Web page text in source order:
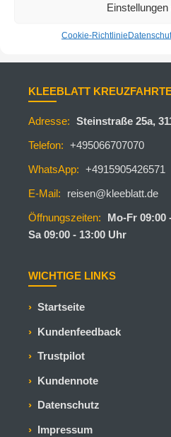
Cookie-Richtlinie
KLEEBLATT
Adresse: Steinstraße 25a,
Telefon: +495066707070
WhatsApp: +4915905426571
E-Mail:
reisen@kleeblatt.de
Öffnungszeiten:
Mo-Fr 09:00
Sa 09:00 - 13:00 Uhr
WICHTIGE LINKS
Startseite
Kundenfeedback
Trustpilot
Kundennote
Datenschutz
Impressum